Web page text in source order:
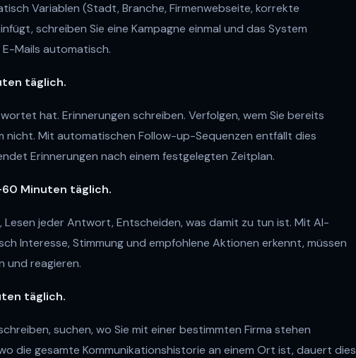
Variablen (Stadt, Branche, Firmenwebseite, korrekte
schreiben Sie eine Kampagne einmal und das System
Mails automatisch.
täglich.
hat. Erinnerungen schreiben. Verfolgen, wem Sie bereits
nicht. Mit automatischen Follow-up-Sequenzen entfällt dies
Erinnerungen nach einem festgelegten Zeitplan.
Minuten täglich.
jeder Antwort, Entscheiden, was damit zu tun ist. Mit AI-
Interesse, Stimmung und empfohlene Aktionen erkennt, müssen
und reagieren.
täglich.
suchen, wo Sie mit einer bestimmten Firma stehen
die gesamte Kommunikationshistorie an einem Ort ist, dauert dies